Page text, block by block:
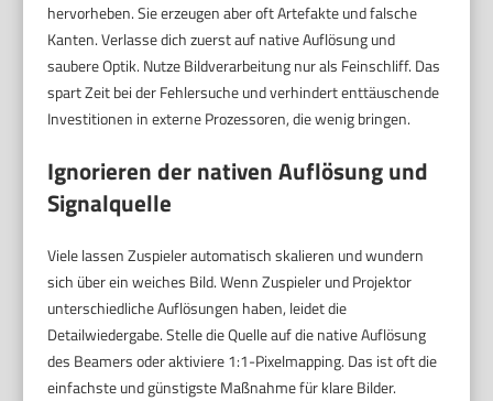
hervorheben. Sie erzeugen aber oft Artefakte und falsche
Kanten. Verlasse dich zuerst auf native Auflösung und
saubere Optik. Nutze Bildverarbeitung nur als Feinschliff. Das
spart Zeit bei der Fehlersuche und verhindert enttäuschende
Investitionen in externe Prozessoren, die wenig bringen.
Ignorieren der nativen Auflösung und
Signalquelle
Viele lassen Zuspieler automatisch skalieren und wundern
sich über ein weiches Bild. Wenn Zuspieler und Projektor
unterschiedliche Auflösungen haben, leidet die
Detailwiedergabe. Stelle die Quelle auf die native Auflösung
des Beamers oder aktiviere 1:1-Pixelmapping. Das ist oft die
einfachste und günstigste Maßnahme für klare Bilder.